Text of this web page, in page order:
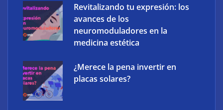
Revitalizando tu expresión: los
avances de los
neuromoduladores en la
medicina estética
¿Merece la pena invertir en
placas solares?